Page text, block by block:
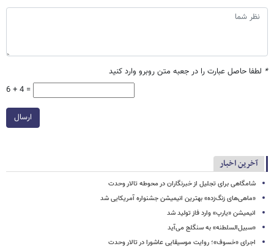
* لطفا حاصل عبارت را در جعبه متن روبرو وارد کنید
6 + 4 =
ارسال
آخرین اخبار
شامگاهی برای تجلیل از خبرنگاران در محوطه تالار وحدت
«ماهی‌های زنگ‌زده» بهترین انیمیشن جشنواره آمریکایی شد
انیمیشن «یارپ» وارد فاز تولید شد
«سبیل‌السلطنه» به سنگلج می‌آید
اجرای «خسوف»؛ روایت موسیقایی عاشورا در تالار وحدت